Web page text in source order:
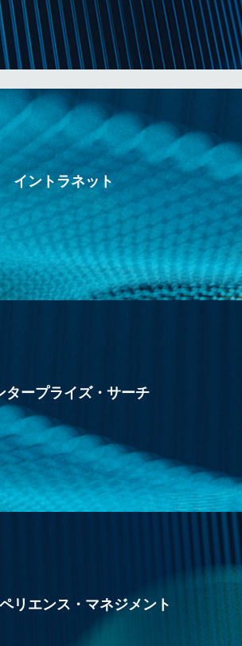
イントラネット
タープライズ・サーチ
リエンス・マネジメント